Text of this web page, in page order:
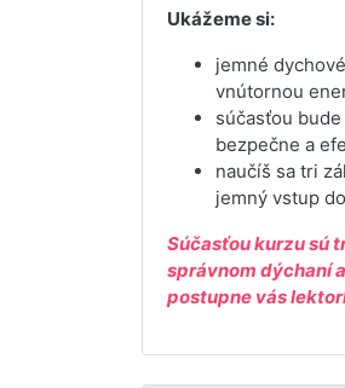
Ukážeme si:
jemné
vnútornou
súčasťou
bezpečne a
naučíš sa tri
jemný vstup
Súčasťou kurzu sú
správnom dýchaní
postupne vás